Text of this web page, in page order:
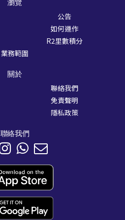
瀏覽
公告
如何運作
R2里數積分
業務範圍
關於
聯絡我們
免責聲明
隱私政策
聯絡我們